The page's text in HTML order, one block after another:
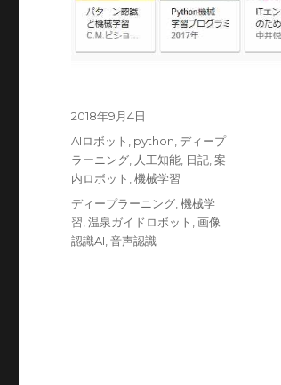
投
稿
日:
2018年9月4日
カ
テ
ゴ
リ
ー
AIロボット , python,ディープ
ラーニング, 人工知能, 日記,案
内ロボット ,機械学習
タ
グ
ディープラーニング,機械学
習,温泉ガイドロボット ,画像
認識AI,音声認識